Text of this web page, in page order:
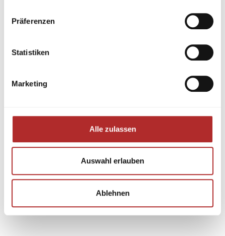
Präferenzen
Statistiken
Marketing
Alle zulassen
Auswahl erlauben
Ablehnen